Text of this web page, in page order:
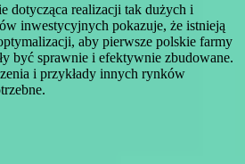
dotycząca realizacji tak dużych i
inwestycyjnych pokazuje, że istnieją
aby pierwsze polskie farmy
być sprawnie i efektywnie zbudowane.
i przykłady innych rynków